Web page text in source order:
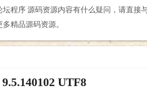
程序 源码资源内容有什么疑问，请直接
精品源码资源。
UTF8